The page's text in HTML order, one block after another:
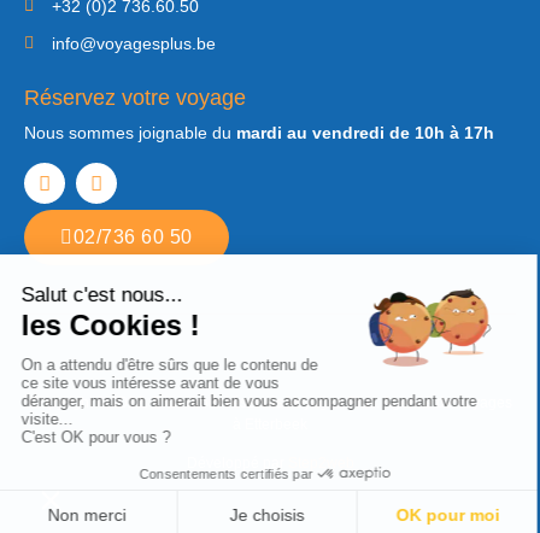
+32 (0)2 736.60.50
info@voyagesplus.be
Réservez votre voyage
Nous sommes joignable du mardi au vendredi de 10h à 17h
02/736 60 50
Copyright © 2022. Tous droits réservés Voyages Plus. Agence de voyages